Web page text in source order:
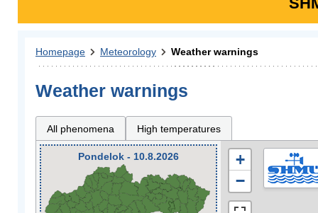
Homepage Meteorology Weather warnings
Weather warnings
All phenomena High temperatures
Pondelok - 10.8.2026
+
−